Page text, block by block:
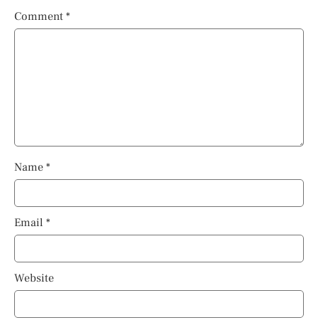
Comment *
Name *
Email *
Website